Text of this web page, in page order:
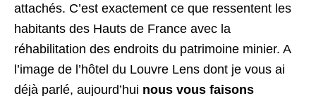
attachés. C’est exactement ce que ressentent les
habitants des Hauts de France avec la
réhabilitation des endroits du patrimoine minier. A
l’image de l’hôtel du Louvre Lens dont je vous ai
déjà parlé, aujourd’hui nous vous faisons